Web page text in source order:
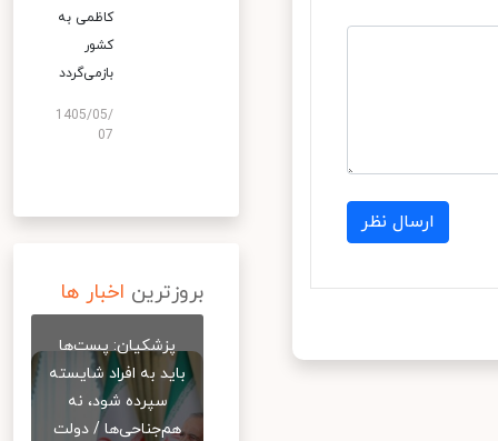
ارسال نظر
کاظمی به
کشور
بازمی‌گردد
1405/05/
07
بروزترین اخبار ها
پزشکیان: پست‌ها
باید به افراد شایسته
سپرده شود، نه
هم‌جناحی‌ها / دولت